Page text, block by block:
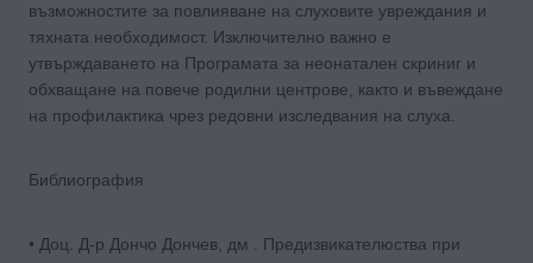
възможностите за повлияване на слуховите увреждания и
тяхната необходимост. Изключително важно е
утвърждаването на Програмата за неонатален скриниг и
обхващане на повече родилни центрове, както и въвеждане
на профилактика чрез редовни изследвания на слуха.
Библиография
• Доц. Д-р Дончо Дончев, дм . Предизвикателюства при